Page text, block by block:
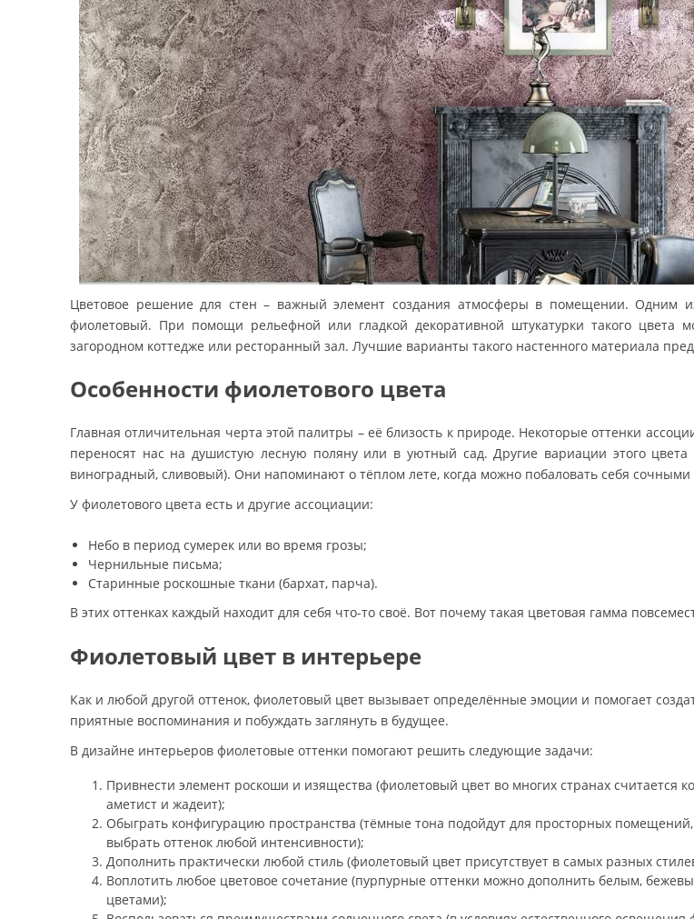
грунтовки
колеры и добавки
декор. инструмент
трафареты для декора
Цветовое решение для стен – важный элемент создания атмосферы в помещении. Одним
фиолетовый. При помощи рельефной или гладкой декоративной штукатурки такого цвета
загородном коттедже или ресторанный зал. Лучшие варианты такого настенного материала
Особенности фиолетового цвета
Главная отличительная черта этой палитры – её близость к природе. Некоторые оттенки
переносят нас на душистую лесную поляну или в уютный сад. Другие вариации этого
виноградный, сливовый). Они напоминают о тёплом лете, когда можно побаловать себя
У фиолетового цвета есть и другие ассоциации:
Небо в период сумерек или во время грозы;
Чернильные письма;
Старинные роскошные ткани (бархат, парча).
В этих оттенках каждый находит для себя что-то своё. Вот почему такая цветовая гамма
Фиолетовый цвет в интерьере
Как и любой другой оттенок, фиолетовый цвет вызывает определённые эмоции и помогает
приятные воспоминания и побуждать заглянуть в будущее.
В дизайне интерьеров фиолетовые оттенки помогают решить следующие задачи:
Привнести элемент роскоши и изящества (фиолетовый цвет во многих странах считается
аметист и жадеит);
Обыграть конфигурацию пространства (тёмные тона подойдут для просторных
выбрать оттенок любой интенсивности);
Дополнить практически любой стиль (фиолетовый цвет присутствует в самых разных
Воплотить любое цветовое сочетание (пурпурные оттенки можно дополнить белым,
цветами);